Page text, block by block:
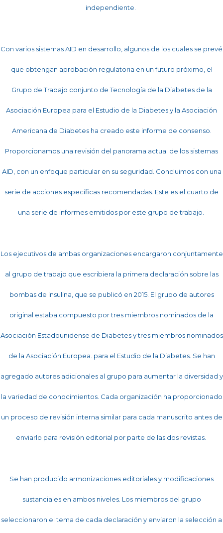
independiente.
Con varios sistemas AID en desarrollo, algunos de los cuales se prevé
que obtengan aprobación regulatoria en un futuro próximo, el
Grupo de Trabajo conjunto de Tecnología de la Diabetes de la
Asociación Europea para el Estudio de la Diabetes y la Asociación
Americana de Diabetes ha creado este informe de consenso.
Proporcionamos una revisión del panorama actual de los sistemas
AID, con un enfoque particular en su seguridad. Concluimos con una
serie de acciones específicas recomendadas. Este es el cuarto de
una serie de informes emitidos por este grupo de trabajo.
Los ejecutivos de ambas organizaciones encargaron conjuntamente
al grupo de trabajo que escribiera la primera declaración sobre las
bombas de insulina, que se publicó en 2015. El grupo de autores
original estaba compuesto por tres miembros nominados de la
Asociación Estadounidense de Diabetes y tres miembros nominados
de la Asociación Europea. para el Estudio de la Diabetes. Se han
agregado autores adicionales al grupo para aumentar la diversidad y
la variedad de conocimientos. Cada organización ha proporcionado
un proceso de revisión interna similar para cada manuscrito antes de
enviarlo para revisión editorial por parte de las dos revistas.
Se han producido armonizaciones editoriales y modificaciones
sustanciales en ambos niveles. Los miembros del grupo
seleccionaron el tema de cada declaración y enviaron la selección a